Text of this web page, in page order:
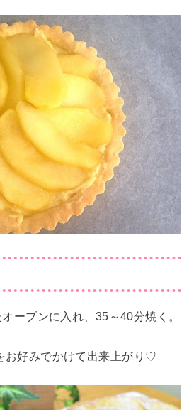
ーブンに入れ、35～40分焼く。
お好みでかけて出来上がり♡